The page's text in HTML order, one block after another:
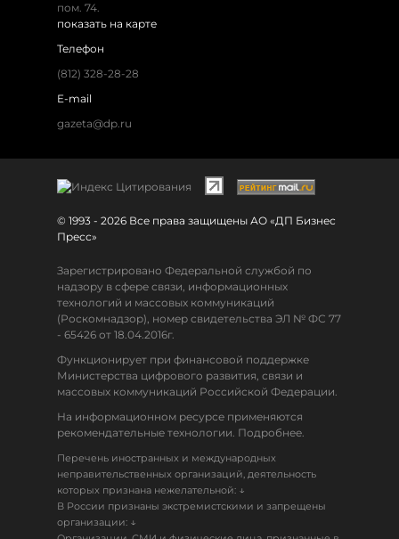
пом. 74.
показать на карте
Телефон
(812) 328-28-28
E-mail
gazeta@dp.ru
© 1993 - 2026 Все права защищены АО «ДП Бизнес
Пресс»
Зарегистрировано Федеральной службой по
надзору в сфере связи, информационных
технологий и массовых коммуникаций
(Роскомнадзор), номер свидетельства ЭЛ № ФС 77
- 65426 от 18.04.2016г.
Функционирует при финансовой поддержке
Министерства цифрового развития, связи и
массовых коммуникаций Российской Федерации.
На информационном ресурсе применяются
рекомендательные технологии. Подробнее.
Перечень иностранных и международных
неправительственных организаций, деятельность
которых признана нежелательной: ↓
В России признаны экстремистскими и запрещены
организации: ↓